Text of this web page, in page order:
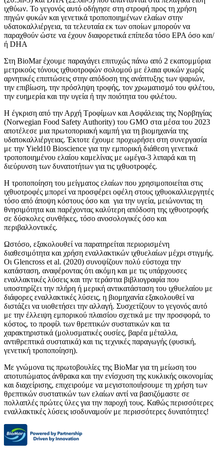
ιχθύων. Το γεγονός αυτό οδήγησε στη στροφή προς τη χρήση
πηγών φυκών και γενετικά τροποποιημένων ελαίων στην
υδατοκαλλιέργεια, τα τελευταία εκ των οποίων μπορούν να
παραχθούν ώστε να έχουν διαφορετικά επίπεδα τόσο EPA όσο και/
ή DHA
Στη BioMar έχουμε παραγάγει επιτυχώς πάνω από 2 εκατομμύρια
μετρικούς τόνους ιχθυοτροφών σολομού με έλαια φυκών χωρίς
αρνητικές επιπτώσεις στην απόδοση της ανάπτυξης των ψαριών,
την επιβίωση, την πρόσληψη τροφής, τον χρωµατισµό του φιλέτου,
την ευημερία και την υγεία ή την ποιότητα του φιλέτου.
Η έγκριση από την Αρχή Τροφίμων και Ασφάλειας της Νορβηγίας
(Norwegian Food Safety Authority) του GMO στα μέσα του 2023
αποτέλεσε μια πρωτοποριακή καμπή για τη βιομηχανία της
υδατοκαλλιέργειας. Έκτοτε έχουμε προχωρήσει στη συνεργασία
με την Yield10 Bioscience για την εμπορική διάθεση γενετικά
τροποποιημένου ελαίου καμελίνας με ωμέγα-3 λιπαρά και τη
διεύρυνση των δυνατοτήτων για τις ιχθυοτροφές.
Η τροποποίηση του μείγματος ελαίων που χρησιμοποιείται στις
ιχθυοτροφές μπορεί να προσφέρει οφέλη στους ιχθυοκαλλιεργητές
τόσο από άποψη κόστους όσο και για την υγεία, μειώνοντας τη
θνησιμότητα και παρέχοντας καλύτερη απόδοση της ιχθυοτροφής
σε δύσκολες συνθήκες, τόσο ανοσολογικές όσο και
περιβαλλοντικές.
Ωστόσο, εξακολουθεί να παρατηρείται περιορισμένη
διαθεσιμότητα και χρήση εναλλακτικών ιχθυελαίων μέχρι στιγμής.
Οι Glencross et al. (2020) συνοψίζουν πολύ εύστοχα την
κατάσταση, αναφέροντας ότι ακόμη και με τις υπάρχουσες
εναλλακτικές λύσεις και την τεράστια βιβλιογραφία που
υποστηρίζει την πλήρη ή μερική αντικατάσταση του ιχθυελαίου με
διάφορες εναλλακτικές λύσεις, η βιομηχανία εξακολουθεί να
διστάζει να υιοθετήσει την αλλαγή. Συσχετίζουν το γεγονός αυτό
με την έλλειψη εμπορικού πλαισίου σχετικά με την προσφορά, το
κόστος, το προφίλ των θρεπτικών συστατικών και τα
χαρακτηριστικά (μολυσματικές ουσίες, βαρέα μέταλλα,
αντιθρεπτικά συστατικά) και τις τεχνικές παραγωγής (φυσική,
γενετική τροποποίηση).
Με γνώμονα τις πρωτοβουλίες της BioMar για τη μείωση του
αποτυπώματος άνθρακα και την ενίσχυση της κυκλικής οικονομίας
και διαχείρισης, επιχειρούμε να μεγιστοποιήσουμε τη χρήση των
θρεπτικών συστατικών των ελαίων αντί να βασιζόμαστε σε
πολλαπλές πρώτες ύλες για την παροχή τους. Καθώς περισσότερες
εναλλακτικές λύσεις ισοδυναμούν με περισσότερες δυνατότητες!